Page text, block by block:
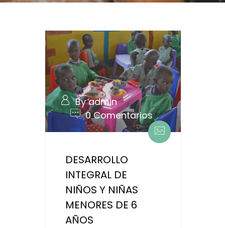
By admin
0 Comentarios
DESARROLLO
INTEGRAL DE
NIÑOS Y NIÑAS
MENORES DE 6
AÑOS